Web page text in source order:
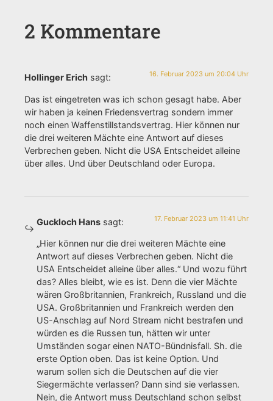
2 Kommentare
Hollinger Erich sagt: 16. Februar 2023 um 20:04 Uhr
Das ist eingetreten was ich schon gesagt habe. Aber
wir haben ja keinen Friedensvertrag sondern immer
noch einen Waffenstillstandsvertrag. Hier können nur
die drei weiteren Mächte eine Antwort auf dieses
Verbrechen geben. Nicht die USA Entscheidet alleine
über alles. Und über Deutschland oder Europa.
Guckloch Hans sagt: 17. Februar 2023 um 11:41 Uhr
„Hier können nur die drei weiteren Mächte eine
Antwort auf dieses Verbrechen geben. Nicht die
USA Entscheidet alleine über alles.“ Und wozu führt
das? Alles bleibt, wie es ist. Denn die vier Mächte
wären Großbritannien, Frankreich, Russland und die
USA. Großbritannien und Frankreich werden den
US-Anschlag auf Nord Stream nicht bestrafen und
würden es die Russen tun, hätten wir unter
Umständen sogar einen NATO-Bündnisfall. Sh. die
erste Option oben. Das ist keine Option. Und
warum sollen sich die Deutschen auf die vier
Siegermächte verlassen? Dann sind sie verlassen.
Nein, die Antwort muss Deutschland schon selbst